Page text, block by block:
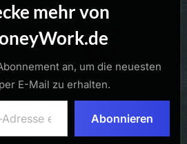
mehr von
an, um die neuesten
E-Mail zu erhalten.
Abonnieren